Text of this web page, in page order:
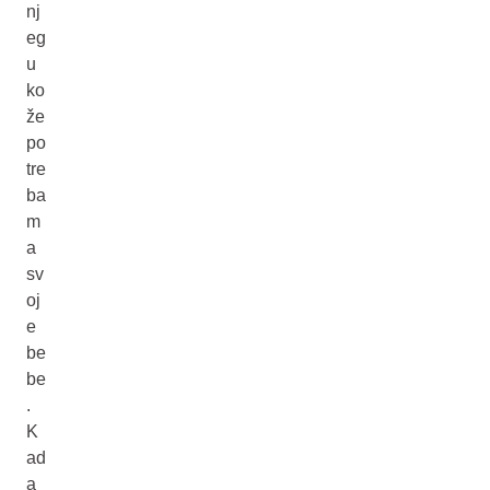
nj
eg
u
ko
že
po
tre
ba
m
a
sv
oj
e
be
be
.
K
ad
a